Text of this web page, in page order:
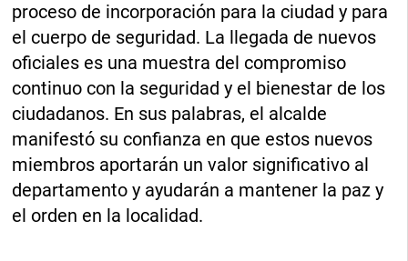
proceso de incorporación para la ciudad y para
el cuerpo de seguridad. La llegada de nuevos
oficiales es una muestra del compromiso
continuo con la seguridad y el bienestar de los
ciudadanos. En sus palabras, el alcalde
manifestó su confianza en que estos nuevos
miembros aportarán un valor significativo al
departamento y ayudarán a mantener la paz y
el orden en la localidad.